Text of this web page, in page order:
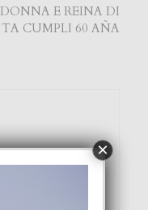
E REINA DI
TA CUMPLI 60 AÑA
×